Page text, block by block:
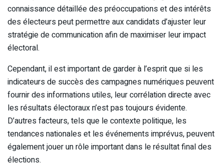
connaissance détaillée des préoccupations et des intérêts
des électeurs peut permettre aux candidats d’ajuster leur
stratégie de communication afin de maximiser leur impact
électoral.
Cependant, il est important de garder à l’esprit que si les
indicateurs de succès des campagnes numériques peuvent
fournir des informations utiles, leur corrélation directe avec
les résultats électoraux n’est pas toujours évidente.
D’autres facteurs, tels que le contexte politique, les
tendances nationales et les événements imprévus, peuvent
également jouer un rôle important dans le résultat final des
élections.